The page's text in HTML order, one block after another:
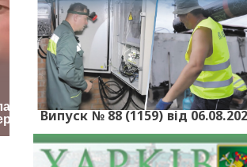
Випуск № 88 (1159) від